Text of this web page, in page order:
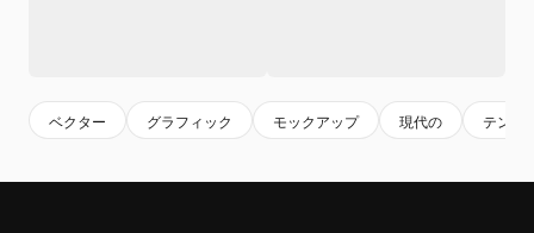
ベクター グラフィック モックアップ 現代の テンプ